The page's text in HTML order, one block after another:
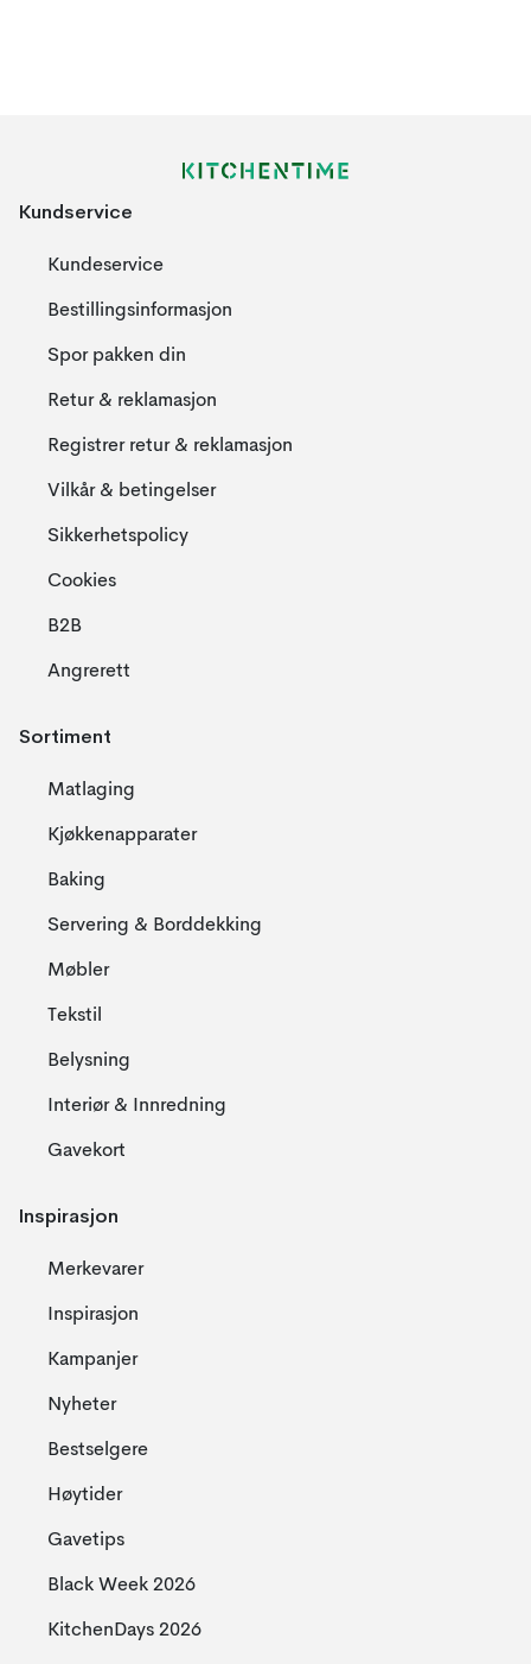
Kundservice
Kundeservice
Bestillingsinformasjon
Spor pakken din
Retur & reklamasjon
Registrer retur & reklamasjon
Vilkår & betingelser
Sikkerhetspolicy
Cookies
B2B
Angrerett
Sortiment
Matlaging
Kjøkkenapparater
Baking
Servering & Borddekking
Møbler
Tekstil
Belysning
Interiør & Innredning
Gavekort
Inspirasjon
Merkevarer
Inspirasjon
Kampanjer
Nyheter
Bestselgere
Høytider
Gavetips
Black Week 2026
KitchenDays 2026